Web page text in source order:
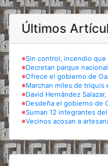
Últimos
※Sin control, incendio que
※Decretan parque
※Ofrece el gobierno de
※Marchan miles de triquis
※David Hernández
※Desdeña el gobierno de
※Suman 12 integrantes
※Vecinos acosan a